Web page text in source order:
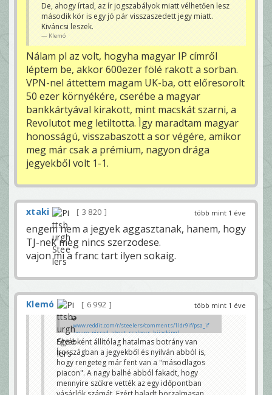
De, ahogy írtad, az ír jogszabályok miatt vélhetően lesz
második kör is egy jó pár visszaszedett jegy miatt.
Kiváncsi leszek.
Klemó
Nálam pl az volt, hogyha magyar IP címről
léptem be, akkor 600ezer fölé rakott a sorban.
VPN-nel áttettem magam UK-ba, ott előresorolt
50 ezer környékére, cserébe a magyar
bankkártyával kirakott, mint macskát szarni, a
Revolutot meg letiltotta. Ìgy maradtam magyar
honosságú, visszabaszott a sor végére, amikor
meg már csak a prémium, nagyon drága
jegyekből volt 1-1.
több mint 1 éve
xtaki 3 820
engem nem a jegyek aggasztanak, hanem, hogy
TJ-nek meg nincs szerzodese.
vajon mi a franc tart ilyen sokaig.
több mint 1 éve
Klemó 6 992
www.reddit.com/r/steelers/comments/1ldr9if/psa_if
_youre_pissed_about_scalpers_hijacking/
Itt összeszedték, hogy hogyan tudod jelenteni a
scalpereket - mivel állítólag ez Írországban full
illegális.
tenorx
Egyébként állítólag hatalmas botrány van
Írországban a jegyekből és nyilván abból is,
hogy rengeteg már fent van a "másodlagos
piacon". A nagy balhé abból fakadt, hogy
mennyire szűkre vették az egy időpontban